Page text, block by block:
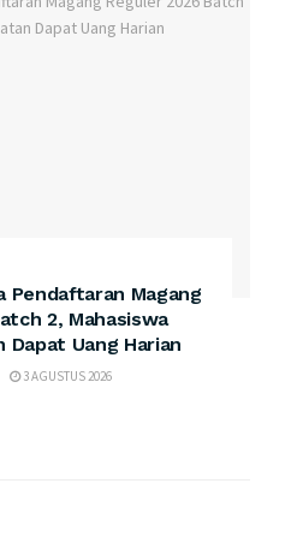
Pendaftaran Magang
2, Mahasiswa
Dapat Uang Harian
3 AGUSTUS 2026